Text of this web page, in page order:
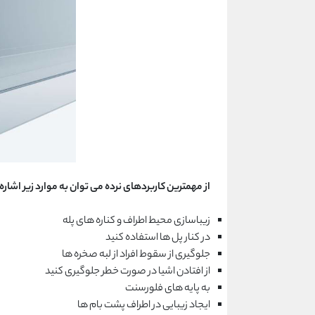
از مهمترین کاربردهای نرده می توان به موارد زیر
زیباسازی محیط اطراف و کناره های پله
در کنار پل ها استفاده کنید
جلوگیری از سقوط افراد از لبه صخره ها
از افتادن اشیا در صورت خطر جلوگیری کنید
به پایه های فلورسنت
ایجاد زیبایی در اطراف پشت بام ها